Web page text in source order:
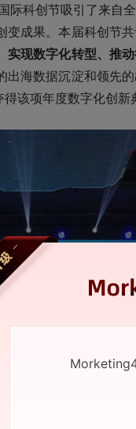
科创节吸引了来自
成果。本届科创节
实现数字化转型、推
海数据沉淀和领先
该项年度数字化创新